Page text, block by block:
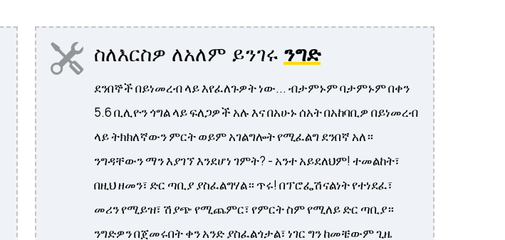
ስለእርስዎ ለአለም ይንገሩ ንግድ
ደንበኞች በይነመረብ ላይ እየፈለጉዎት ነው... ብታምኑም ባታምኑም በቀን
5.6 ቢሊዮን ጎግል ላይ ፍለጋዎች አሉ እና በአሁኑ ሰአት በአከባቢዎ በይነመረብ
ላይ ትክክለኛውን ምርት ወይም አገልግሎት የሚፈልግ ደንበኛ አለ።
ንግዳቸውን ማን እያገኘ እንደሆነ ገምት? - አንተ አይደለህም! ተመልከት፣
በዚህ ዘመን፣ ድር ጣቢያ ያስፈልግሃል። ጥሩ! በፕሮፌሽናልነት የተነደፈ፣
መሪን የሚይዝ፣ ሽያጭ የሚጨምር፣ የምርት ስም የሚለይ ድር ጣቢያ።
ንግድዎን በጀመሩበት ቀን አንድ ያስፈልጎታል፣ ነገር ግን ከመቼውም ጊዜ